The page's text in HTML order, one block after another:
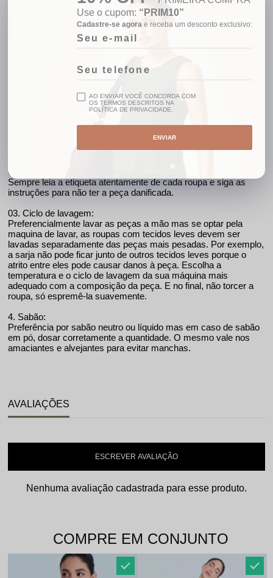
COMO CUIDAR DA SUA PEÇA
escuras e se possível colorida. Nunca misturar os grupos
durante a lavagem.
02. Etiqueta:
Sempre leia a etiqueta atentamente de cada roupa e siga as
instruções para não ter a peça danificada.
03. Ciclo de lavagem:
Preferencialmente lavar as peças a mão mas se optar pela
maquina de lavar, as roupas com tecidos leves devem ser
lavadas separadamente das peças mais pesadas. Por exemplo,
a sarja não pode ficar junto de outros tecidos leves porque o
atrito entre eles pode causar danos à peça. Escolha a
temperatura e o ciclo de lavagem da sua máquina mais
adequado com a composição da peça. E no final, não torcer a
roupa, só espremê-la suavemente.
4. Sabão:
Preferência por sabão neutro ou líquido mas em caso de sabão
em pó, dosar corretamente a quantidade. O mesmo vale nos
amaciantes e alvejantes para evitar manchas.
AVALIAÇÕES
ESCREVER AVALIAÇÃO
Nenhuma avaliação cadastrada para esse produto.
COMPRE EM CONJUNTO
Use o cupom: “PRIM10”
Cadastre-se agorae receba um desconto exclusivo:
AO ENVIAR VOCÊ CONCORDA COM
OS TERMOS DESCRITOS NA
POLÍTICA DE PRIVACIDADE.
ENVIAR